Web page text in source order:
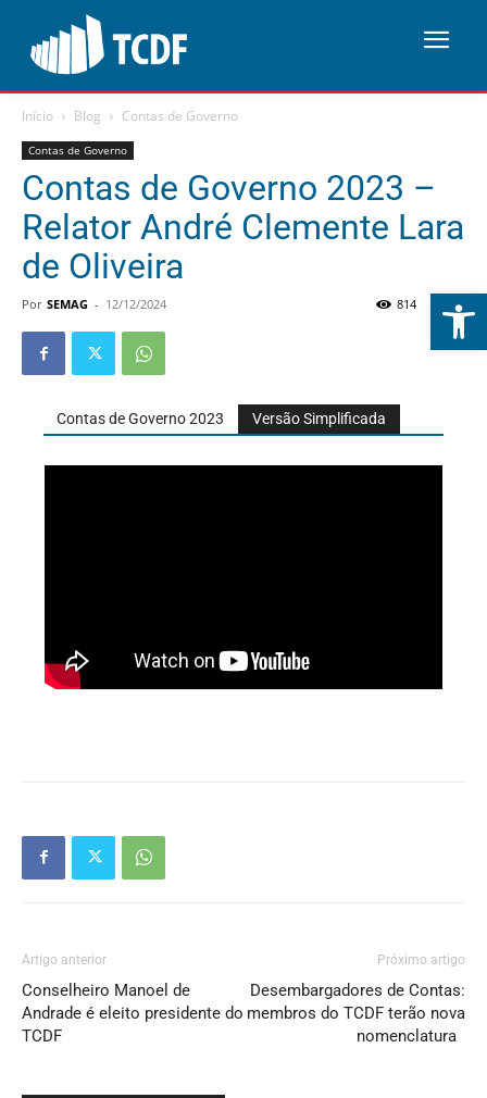
Abrir
Início Blog Contas de Governo
Contas de Governo
Contas de Governo 2023 –
Relator André Clemente Lara
de Oliveira
Por SEMAG - 12/12/2024 0
814
Contas de Governo 2023 Versão Simplificada
Artigo anterior
Conselheiro Manoel de
Andrade é eleito presidente do
TCDF
Próximo artigo
Desembargadores de Contas:
membros do TCDF terão nova
nomenclatura